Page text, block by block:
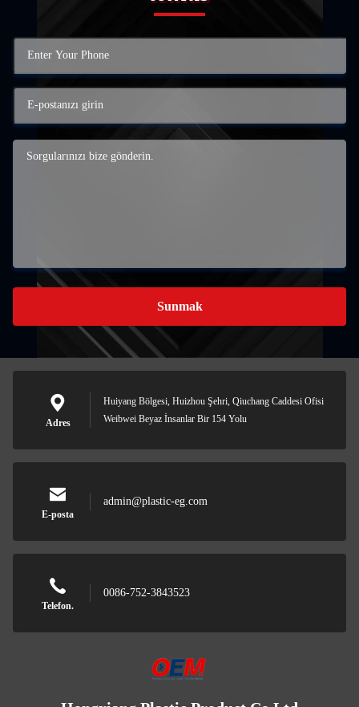
Sunmak
Adres
Huiyang Bölgesi, Huizhou Şehri, Qiuchang Caddesi Ofisi
Weibwei Beyaz İnsanlar Bir 154 Yolu
E-posta
admin@plastic-eg.com
Telefon.
0086-752-3843523